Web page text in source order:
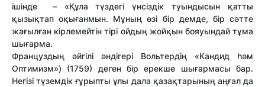
ішінде – «Құла түздегі үнсіздік туындысын қатты
қызықтап оқығанмын. Мұның өзі бір демде, бір сәтте
жағылған кірлемейтін тірі ойдың жойқын бояуындай тұма
шығарма.
Француздың әйгілі әндігері Вольтердің «Кандид һәм
Оптимизм») (1759) деген бір ерекше шығармасы бар.
Негізі түземдік ғұрыпты ұлы дала қазақтарының аңғал да